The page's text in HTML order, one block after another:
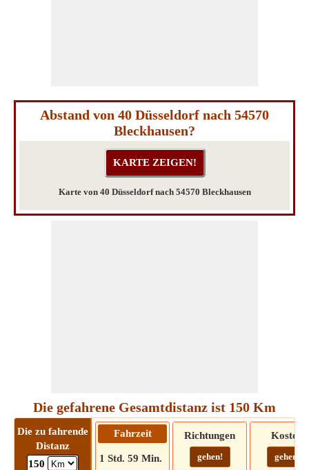
Abstand von 40 Düsseldorf nach 54570
Bleckhausen?
Karte von 40 Düsseldorf nach 54570 Bleckhausen
Die gefahrene Gesamtdistanz ist 150 Km
Die zu fahrende
Distanz
150
Fahrzeit
1 Std. 59 Min.
Richtungen
gehen!
Kosten
gehen!